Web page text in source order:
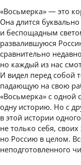
«Восьмерка» — это
Она длится
и беспощадным
развалившуюся
сравнительно
но каждый из нас
И видел перед собой
падающую на свою
«Восьмерка» с одной
одну историю. Но с
в этой истории
не только себя,
но Россию в целом.
неподготовленного